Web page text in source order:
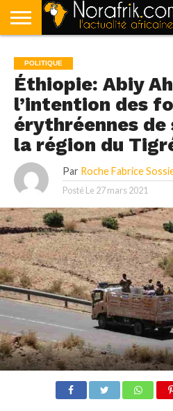
POLITIQUE
SOCIÉTÉ
ECONOMIE
SPORT
LIFESTYLE
POLITIQUE
Éthiopie: Abiy
l’intention des
érythréennes
la région du
Par Roche Fabrice
Posté Le 27 mars 2021